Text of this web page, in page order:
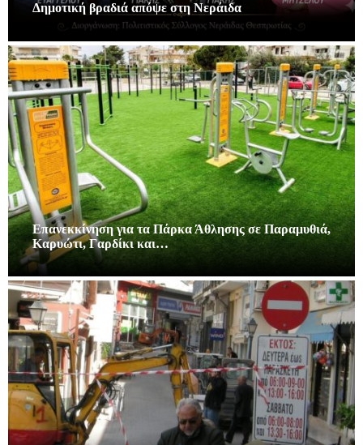
Δημοτική βραδιά απόψε στη Νεράιδα
Επανεκκίνηση για τα Πάρκα Άθλησης σε Παραμυθιά,
Καρυώτι, Γαρδίκι και…